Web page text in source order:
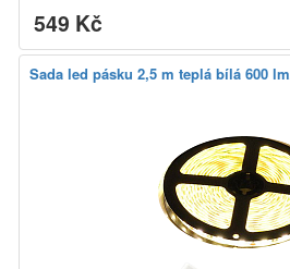
549 Kč
Sada led pásku 2,5 m teplá bílá 600